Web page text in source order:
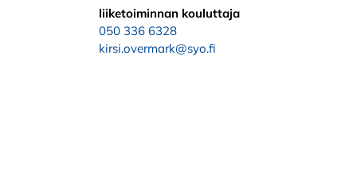
liiketoiminnan kouluttaja
050 336 6328
kirsi.overmark@syo.fi